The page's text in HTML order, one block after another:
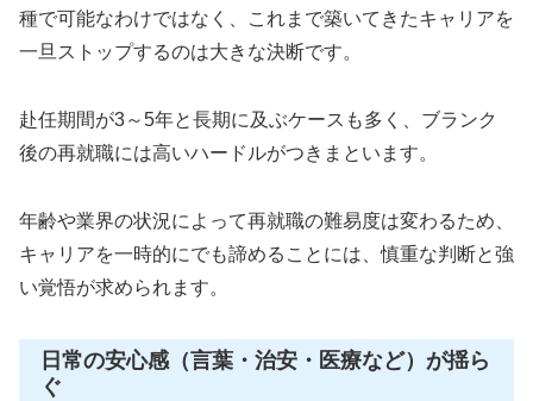
種で可能なわけではなく、これまで築いてきたキャリアを
一旦ストップするのは大きな決断です。
赴任期間が3～5年と長期に及ぶケースも多く、ブランク
後の再就職には高いハードルがつきまといます。
年齢や業界の状況によって再就職の難易度は変わるため、
キャリアを一時的にでも諦めることには、慎重な判断と強
い覚悟が求められます。
日常の安心感（言葉・治安・医療など）が揺ら
ぐ